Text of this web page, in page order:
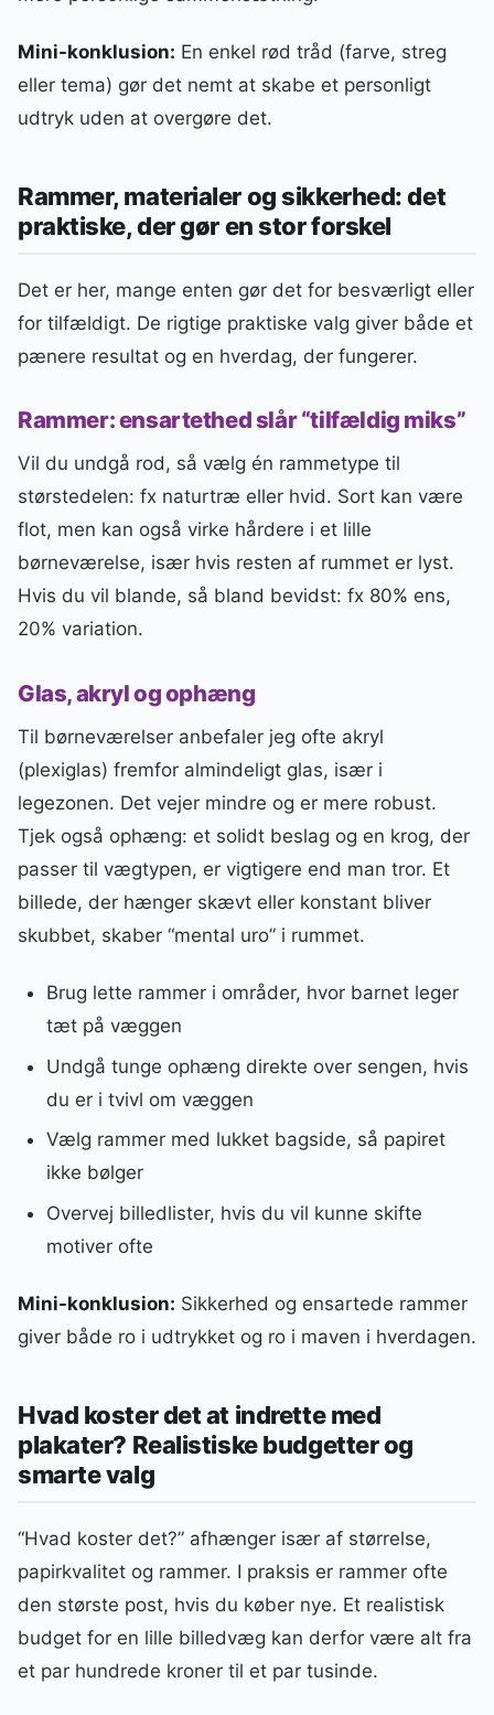
Mini-konklusion: En enkel rød tråd (farve, streg
eller tema) gør det nemt at skabe et personligt
udtryk uden at overgøre det.
Rammer, materialer og sikkerhed: det
praktiske, der gør en stor forskel
Det er her, mange enten gør det for besværligt eller
for tilfældigt. De rigtige praktiske valg giver både et
pænere resultat og en hverdag, der fungerer.
Rammer: ensartethed slår “tilfældig miks”
Vil du undgå rod, så vælg én rammetype til
størstedelen: fx naturtræ eller hvid. Sort kan være
flot, men kan også virke hårdere i et lille
børneværelse, især hvis resten af rummet er lyst.
Hvis du vil blande, så bland bevidst: fx 80% ens,
20% variation.
Glas, akryl og ophæng
Til børneværelser anbefaler jeg ofte akryl
(plexiglas) fremfor almindeligt glas, især i
legezonen. Det vejer mindre og er mere robust.
Tjek også ophæng: et solidt beslag og en krog, der
passer til vægtypen, er vigtigere end man tror. Et
billede, der hænger skævt eller konstant bliver
skubbet, skaber “mental uro” i rummet.
Brug lette rammer i områder, hvor barnet leger
tæt på væggen
Undgå tunge ophæng direkte over sengen, hvis
du er i tvivl om væggen
Vælg rammer med lukket bagside, så papiret
ikke bølger
Overvej billedlister, hvis du vil kunne skifte
motiver ofte
Mini-konklusion: Sikkerhed og ensartede rammer
giver både ro i udtrykket og ro i maven i hverdagen.
Hvad koster det at indrette med
plakater? Realistiske budgetter og
smarte valg
“Hvad koster det?” afhænger især af størrelse,
papirkvalitet og rammer. I praksis er rammer ofte
den største post, hvis du køber nye. Et realistisk
budget for en lille billedvæg kan derfor være alt fra
et par hundrede kroner til et par tusinde.